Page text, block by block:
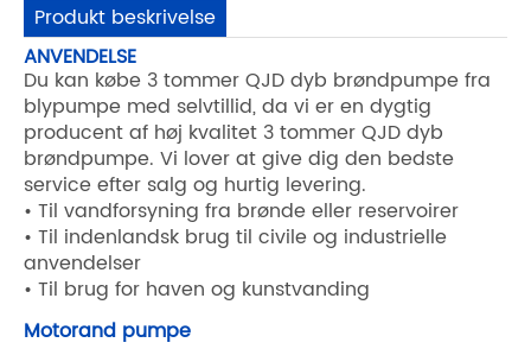
Produkt beskrivelse
ANVENDELSE
Du kan købe 3 tommer QJD dyb brøndpumpe fra
blypumpe med selvtillid, da vi er en dygtig
producent af høj kvalitet 3 tommer QJD dyb
brøndpumpe. Vi lover at give dig den bedste
service efter salg og hurtig levering.
• Til vandforsyning fra brønde eller reservoirer
• Til indenlandsk brug til civile og industrielle
anvendelser
• Til brug for haven og kunstvanding
Motorand pumpe